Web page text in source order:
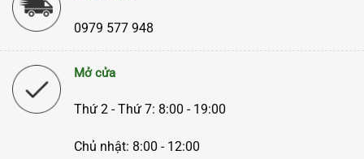
0979 577 948
Mở cửa
Thứ 2 - Thứ 7: 8:00 - 19:00
Chủ nhật: 8:00 - 12:00